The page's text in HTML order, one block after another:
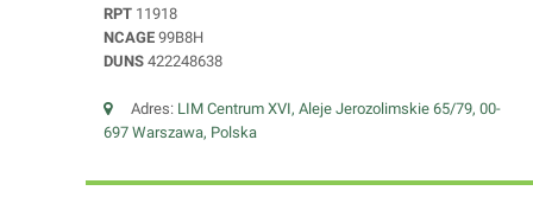
RPT 11918
NCAGE 99B8H
DUNS 422248638
Adres: LIM Centrum XVI, Aleje Jerozolimskie 65/79, 00-
697 Warszawa, Polska